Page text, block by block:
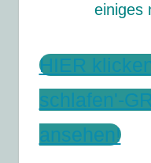
einiges
HIER
schlafen'-
ansehen!